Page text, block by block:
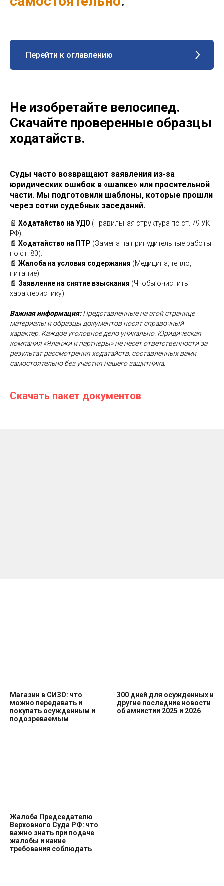
Перейти к оглавлению
Не изобретайте велосипед.
Скачайте проверенные образцы
ходатайств.
Суды часто возвращают заявления из-за
юридических ошибок в «шапке» или просительной
части. Мы подготовили шаблоны, которые прошли
через сотни судебных заседаний.
📄 Ходатайство на УДО (Правильная структура по ст. 79 УК
РФ).
📄 Ходатайство на ПТР (Замена на принудительные работы
по ст. 80).
📄 Жалоба на условия содержания (Медицина, тепло,
питание).
📄 Заявление на снятие взыскания (Чтобы очистить
характеристику).
Важная информация:Представленные на этой странице
материалы и образцы документов носят справочный
характер. Каждое уголовное дело уникально. Юридическая
компания «Яланжи и партнеры» не несет ответственности за
результат рассмотрения ходатайств, составленных вами
самостоятельно без участия нашего защитника.
Скачать пакет документов
Магазин в СИЗО: что
можно передавать и
покупать осужденным и
подозреваемым
300 дней для осужденных и
другие последние новости
об амнистии 2025 и 2026
Жалоба Председателю
Верховного Суда РФ: что
важно знать при подаче
жалобы и какие
требования соблюдать